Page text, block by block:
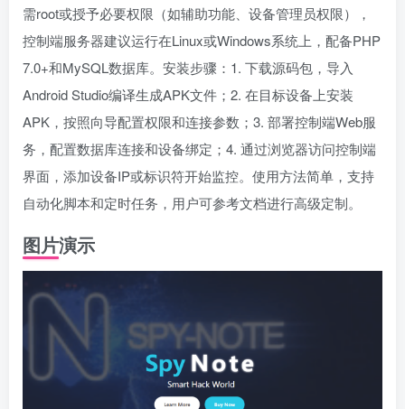
需root或授予必要权限（如辅助功能、设备管理员权限），
控制端服务器建议运行在Linux或Windows系统上，配备PHP
7.0+和MySQL数据库。安装步骤：1. 下载源码包，导入
Android Studio编译生成APK文件；2. 在目标设备上安装
APK，按照向导配置权限和连接参数；3. 部署控制端Web服
务，配置数据库连接和设备绑定；4. 通过浏览器访问控制端
界面，添加设备IP或标识符开始监控。使用方法简单，支持
自动化脚本和定时任务，用户可参考文档进行高级定制。
图片演示